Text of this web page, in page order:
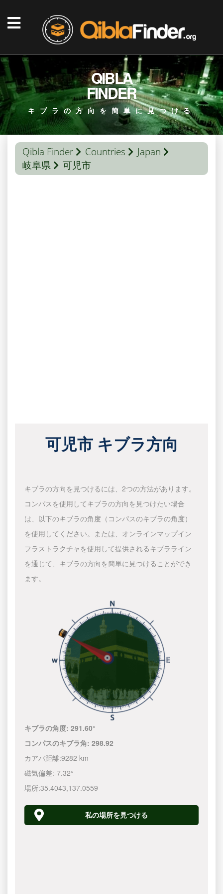
QIBLA
FINDER
キブラの方向を簡単に見つける
Qibla Finder Countries
Japan
岐阜県
可児市
可児市 キブラ方向
キブラの方向を見つけるには、2つの方法があります。
コンパスを使用してキブラの方向を見つけたい場合
は、以下のキブラの角度（コンパスのキブラの角度）
を使用してください。または、オンラインマップイン
フラストラクチャを使用して提供されるキブラライン
を通じて、キブラの方向を簡単に見つけることができ
ます。
キブラの角度:291.60°
コンパスのキブラ角:298.92
カアバ距離:9282 km
磁気偏差:-7.32°
場所:35.4043,137.0560
私の場所を見つける